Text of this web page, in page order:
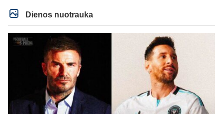
Dienos nuotrauka